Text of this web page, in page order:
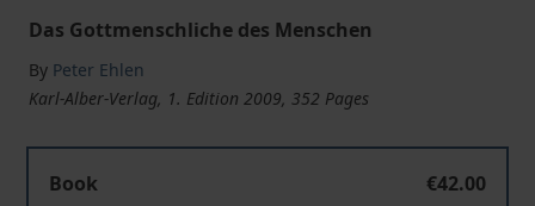
Das Gottmenschliche des Menschen
By Peter Ehlen
Karl-Alber-Verlag, 1. Edition 2009, 352 Pages
Book
€42.00